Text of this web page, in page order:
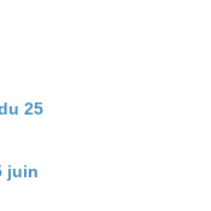
25
juin